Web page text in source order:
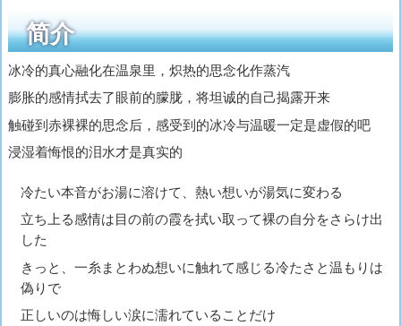
简介
冰冷的真心融化在温泉里，炽热的思念化作蒸汽
膨胀的感情拭去了眼前的朦胧，将坦诚的自己揭露开来
触碰到赤裸裸的思念后，感受到的冰冷与温暖一定是虚假的吧
浸湿着悔恨的泪水才是真实的
冷たい本音がお湯に溶けて、熱い想いが湯気に変わる
立ち上る感情は目の前の霞を拭い取って裸の自分をさらけ出
した
きっと、一糸まとわぬ想いに触れて感じる冷たさと温もりは
偽りで
正しいのは悔しい涙に濡れていることだけ